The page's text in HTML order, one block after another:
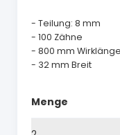
- Teilung: 8 mm
- 100 Zähne
- 800 mm Wirklänge
- 32 mm Breit
Menge